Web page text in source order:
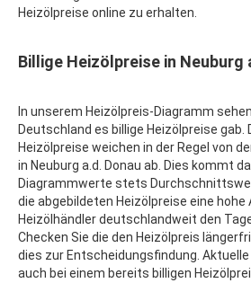
Heizölpreise online zu erhalten.
Billige Heizölpreise in Neuburg
In unserem Heizölpreis-Diagramm
Deutschland es billige Heizölpreise gab.
Heizölpreise weichen in der Regel von
in Neuburg a.d. Donau ab. Dies kommt
Diagrammwerte stets
die abgebildeten Heizölpreise eine hohe
Heizölhändler deutschlandweit den
Checken Sie die den Heizölpreis
dies zur Entscheidungsfindung.
auch bei einem bereits billigen